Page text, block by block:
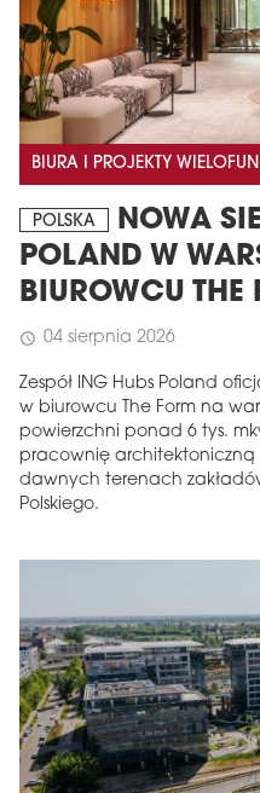
BIURA I PROJEKTY
POLSKA
NOWA
POLAND W
BIUROWCU THE
schedule 04 sierpnia 2026
Zespół ING Hubs Poland
w biurowcu The Form na
powierzchni ponad 6 tys.
pracownię architektoniczną
dawnych terenach
Polskiego.